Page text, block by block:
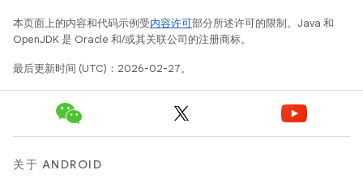
本页面上的内容和代码示例受内容许可部分所述许可的限制。Java 和
OpenJDK 是 Oracle 和/或其关联公司的注册商标。
最后更新时间 (UTC)：2026-02-27。
关于 ANDROID